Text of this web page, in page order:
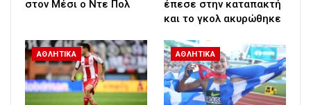
στον Μέσι ο Ντε Πολ
έπεσε στην καταπακτή
και το γκολ ακυρώθηκε
ΑΘΛΗΤΙΚΑ ΑΘΛΗΤΙΚΑ